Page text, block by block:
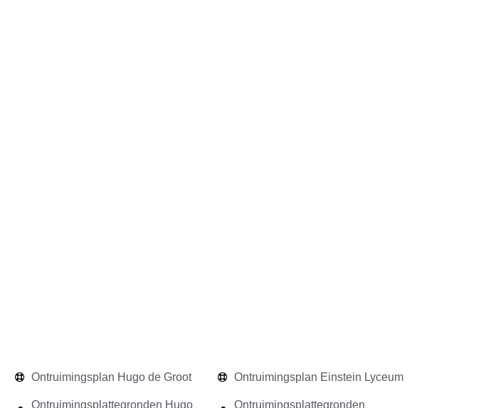
Ontruimingsplan Hugo de Groot
Ontruimingsplattegronden Hugo
Ontruimingsplan Einstein Lyceum
Ontruimingsplattegronden